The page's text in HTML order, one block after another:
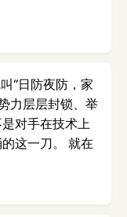
“日防夜防，家
力层层封锁、举
对手在技术上
这一刀。 就在